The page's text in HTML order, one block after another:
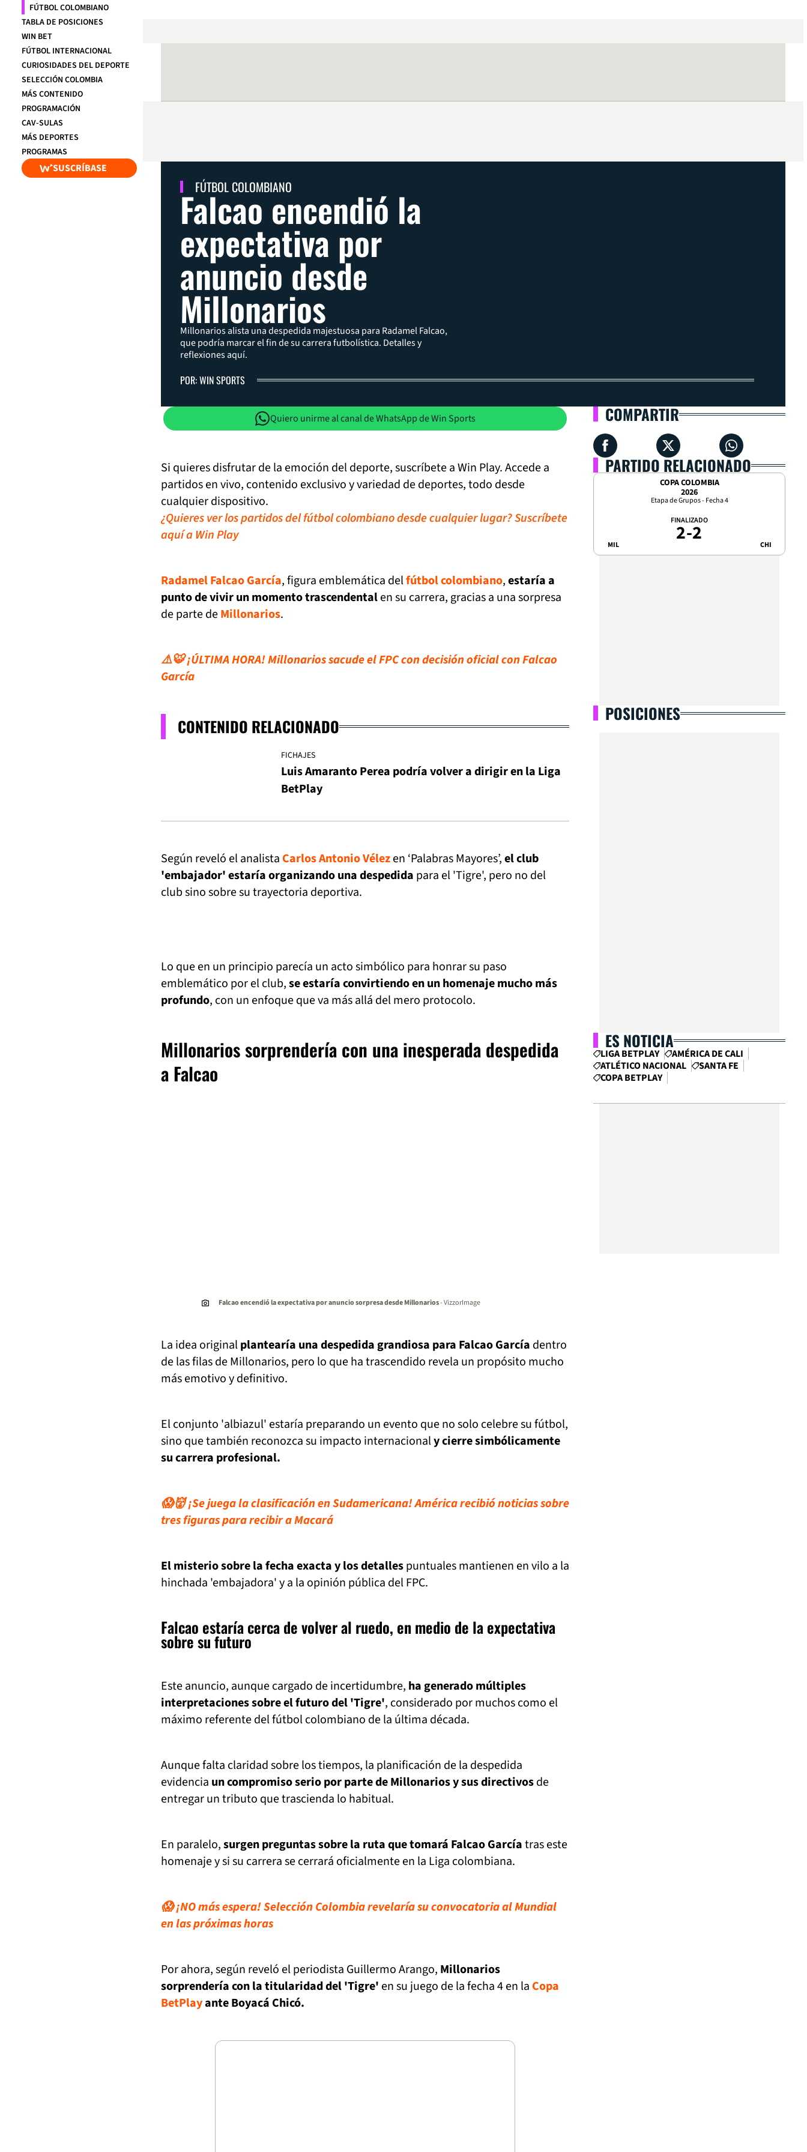
FÚTBOL COLOMBIANO
TABLA DE POSICIONES
WIN BET
FÚTBOL INTERNACIONAL
CURIOSIDADES DEL DEPORTE
SELECCIÓN COLOMBIA
MÁS CONTENIDO
PROGRAMACIÓN
CAV-SULAS
MÁS DEPORTES
PROGRAMAS
SUSCRÍBASE
FÚTBOL COLOMBIANO
Falcao encendió la
expectativa por
anuncio desde
Millonarios
Millonarios alista una despedida majestuosa para Radamel Falcao,
que podría marcar el fin de su carrera futbolística. Detalles y
reflexiones aquí.
POR: WIN SPORTS
Quiero unirme al canal de WhatsApp de Win Sports
Si quieres disfrutar de la emoción del deporte, suscríbete a Win Play. Accede a
partidos en vivo, contenido exclusivo y variedad de deportes, todo desde
cualquier dispositivo.
¿Quieres ver los partidos del fútbol colombiano desde cualquier lugar? Suscríbete
aquí a Win Play
Radamel Falcao García, figura emblemática delfútbol colombiano,estaría a
punto de vivir un momento trascendentalen su carrera, gracias a una sorpresa
de parte deMillonarios.
⚠️🐯 ¡ÚLTIMA HORA! Millonarios sacude el FPC con decisión oficial con Falcao
García
CONTENIDO RELACIONADO
FICHAJES
Luis Amaranto Perea podría volver a dirigir en la Liga
BetPlay
Según reveló el analista Carlos Antonio Vélezen ‘Palabras Mayores’,el club
'embajador' estaría organizando una despedida para el 'Tigre', pero no del
club sino sobre su trayectoria deportiva.
Lo que en un principio parecía un acto simbólico para honrar su paso
emblemático por el club,se estaría convirtiendo en un homenaje mucho más
profundo, con un enfoque que va más allá del mero protocolo.
Millonarios sorprendería con una inesperada despedida
a Falcao
Falcao encendió la expectativa por anuncio sorpresa desde Millonarios- VizzorImage
La idea originalplantearía una despedida grandiosa para Falcao García dentro
de las filas de Millonarios, pero lo que ha trascendido revela un propósito mucho
más emotivo y definitivo.
El conjunto 'albiazul' estaría preparando un evento que no solo celebre su fútbol,
sino que también reconozca su impacto internacionaly cierre simbólicamente
su carrera profesional.
😱👹 ¡Se juega la clasificación en Sudamericana! América recibió noticias sobre
tres figuras para recibir a Macará
El misterio sobre la fecha exacta y los detallespuntuales mantienen en vilo a la
hinchada 'embajadora' y a la opinión pública del FPC.
Falcao estaría cerca de volver al ruedo, en medio de la expectativa
sobre su futuro
Este anuncio, aunque cargado de incertidumbre, ha generado múltiples
interpretaciones sobre el futuro del 'Tigre', considerado por muchos como el
máximo referente del fútbol colombiano de la última década.
Aunque falta claridad sobre los tiempos, la planificación de la despedida
evidencia un compromiso serio por parte de Millonarios y sus directivosde
entregar un tributo que trascienda lo habitual.
En paralelo,surgen preguntas sobre la ruta que tomará Falcao Garcíatras este
homenaje y si su carrera se cerrará oficialmente en la Liga colombiana.
😱 ¡NO más espera! Selección Colombia revelaría su convocatoria al Mundial
en las próximas horas
Por ahora, según reveló el periodista Guillermo Arango, Millonarios
sorprendería con la titularidad del 'Tigre' en su juego de la fecha 4 en la Copa
BetPlayante Boyacá Chicó.
COMPARTIR
PARTIDO RELACIONADO
COPA COLOMBIA
2026
Etapa de Grupos - Fecha 4
MIL
FINALIZADO
2-2 CHI
POSICIONES
ES NOTICIA
LIGA BETPLAY
AMÉRICA DE CALI
ATLÉTICO NACIONAL
SANTA FE
COPA BETPLAY